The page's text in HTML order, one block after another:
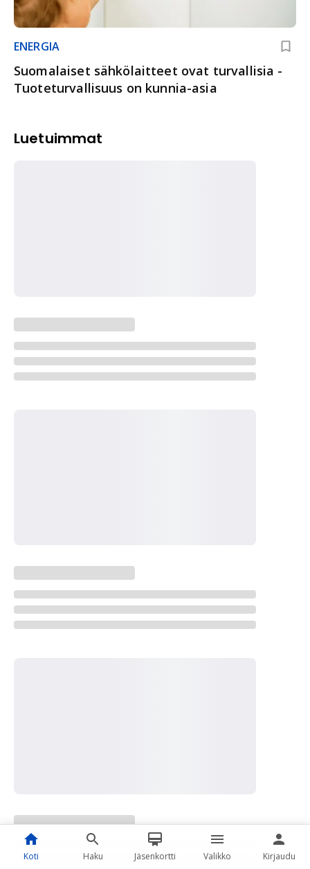
ENERGIA
Suomalaiset sähkölaitteet ovat turvallisia -
Tuoteturvallisuus on kunnia-asia
Luetuimmat
Koti Haku Jäsenkortti Valikko Kirjaudu